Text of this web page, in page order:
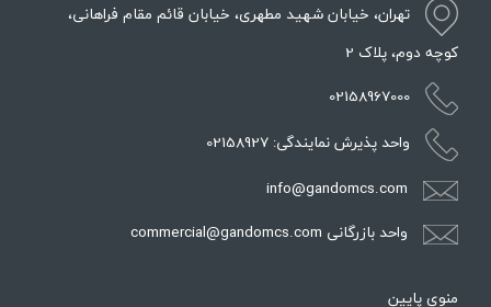
تهران، خیابان شهید مطهری، خیابان قائم مقام فراهانی،
کوچه دوم، پلاک 2
02158967000
واحد پذیرش نمایندگی: 02158927
info@gandomcs.com
واحد بازرگانی commercial@gandomcs.com
منوی پایین